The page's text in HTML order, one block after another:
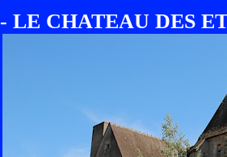
- LE CHATEAU DES